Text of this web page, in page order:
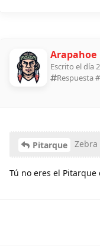
Arapahoe
Escrito el día
Respuesta #
Pitarque
Tú no eres el